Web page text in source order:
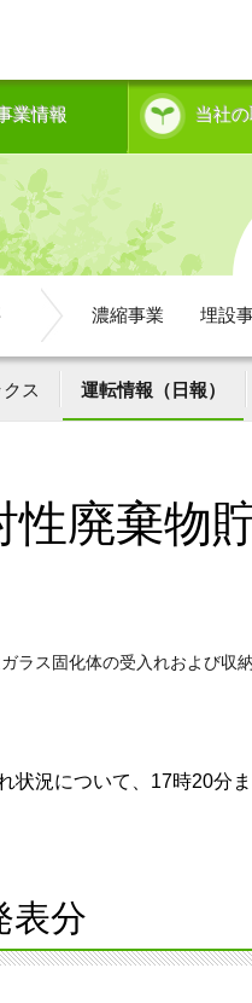
業情報 当社
濃縮事業 埋設
ス 運転情報（日報）
性廃棄物
ラス固化体の受入れおよび収
状況について、17時20分
表分